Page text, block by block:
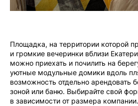
Площадка, на территории которой
и громкие вечеринки вблизи
можно приехать и почилить на
уютные модульные домики вдоль
возможность отдельно арендовать
зоной или баню. Выбирайте свой
в зависимости от размера компании.